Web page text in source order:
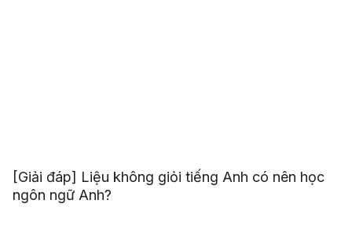
[Giải đáp] Liệu không giỏi tiếng Anh có nên học
ngôn ngữ Anh?